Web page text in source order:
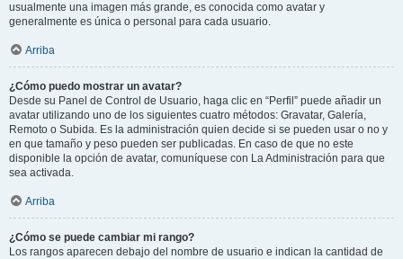
usualmente una imagen más grande, es conocida como avatar y
generalmente es única o personal para cada usuario.
Arriba
¿Cómo puedo mostrar un avatar?
Desde su Panel de Control de Usuario, haga clic en “Perfil” puede añadir un
avatar utilizando uno de los siguientes cuatro métodos: Gravatar, Galería,
Remoto o Subida. Es la administración quien decide si se pueden usar o no y
en que tamaño y peso pueden ser publicadas. En caso de que no este
disponible la opción de avatar, comuníquese con La Administración para que
sea activada.
Arriba
¿Cómo se puede cambiar mi rango?
Los rangos aparecen debajo del nombre de usuario e indican la cantidad de